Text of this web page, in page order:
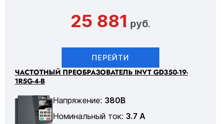
25 881 руб.
ПЕРЕЙТИ
ЧАСТОТНЫЙ ПРЕОБРАЗОВАТЕЛЬ INVT GD350-19-
1R5G-4-B
Напряжение: 380В
Номинальный ток: 3.7 А